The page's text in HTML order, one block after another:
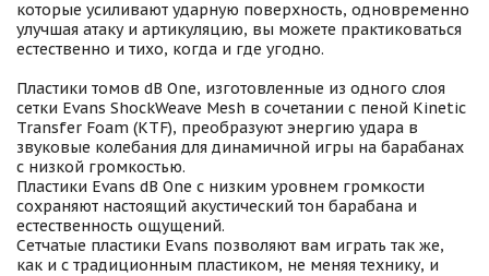
которые усиливают ударную поверхность, одновременно
улучшая атаку и артикуляцию, вы можете практиковаться
естественно и тихо, когда и где угодно.
Пластики томов dB One, изготовленные из одного слоя
сетки Evans ShockWeave Mesh в сочетании с пеной Kinetic
Transfer Foam (KTF), преобразуют энергию удара в
звуковые колебания для динамичной игры на барабанах
с низкой громкостью.
Пластики Evans dB One с низким уровнем громкости
сохраняют настоящий акустический тон барабана и
естественность ощущений.
Сетчатые пластики Evans позволяют вам играть так же,
как и с традиционным пластиком, не меняя технику, и